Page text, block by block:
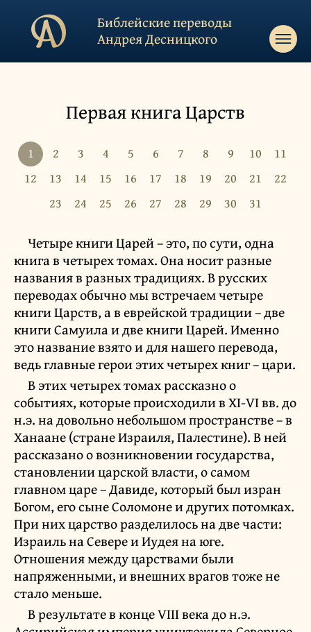
Библейские переводы
Андрея Десницкого
Первая книга Царств
1 2 3 4 5 6 7 8 9 10
11
12
13 14 15 16 17 18 19 20 21
22
23
24 25 26 27 28 29 30 31
Четыре книги Царей – это, по сути, одна
книга в четырех томах. Она носит разные
названия в разных традициях. В русских
переводах обычно мы встречаем четыре
книги Царств, а в еврейской традиции – две
книги Самуила и две книги Царей. Именно
это название взято и для нашего перевода,
ведь главные герои этих четырех книг – цари.
В этих четырех томах рассказно о
событиях, которые происходили в XI-VI вв. до
н.э. на довольно небольшом пространстве – в
Ханаане (стране Израиля, Палестине). В ней
рассказано о возникновении государства,
становлении царской власти, о самом
главном царе – Давиде, который был изран
Богом, его сыне Соломоне и других потомках.
При них царство разделилось на две части:
Израиль на Севере и Иудея на юге.
Отношения между царствами были
напряженными, и внешних врагов тоже не
стало меньше.
В результате в конце VIII века до н.э.